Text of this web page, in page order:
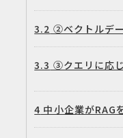
3.2 ②ベクトルデ
3.3 ③クエリに応
4 中小企業がRAG